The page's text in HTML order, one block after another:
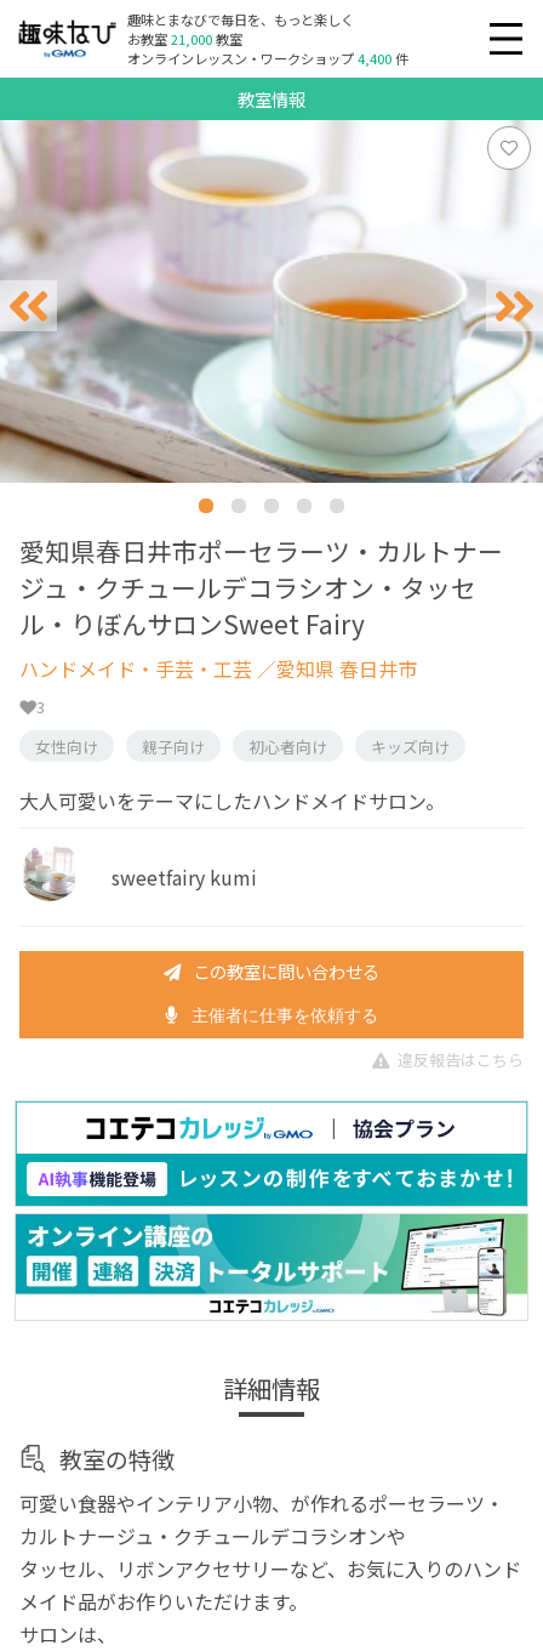
趣味とまなびで毎日を、もっと楽しく
お教室21,000教室
オンラインレッスン・ワークショップ4,400件
教室情報
愛知県春日井市ポーセラーツ・カルトナー
ジュ・クチュールデコラシオン・タッセ
ル・りぼんサロンSweet Fairy
ハンドメイド・手芸・工芸 ／愛知県 春日井市
3
女性向け
親子向け 初心者向け キッズ向け
大人可愛いをテーマにしたハンドメイドサロン。
sweetfairy kumi
この教室に問い合わせる
主催者に仕事を依頼する
違反報告はこちら
詳細情報
教室の特徴
可愛い食器やインテリア小物、が作れるポーセラーツ・
カルトナージュ・クチュールデコラシオンや
タッセル、リボンアクセサリーなど、お気に入りのハンド
メイド品がお作りいただけます。
サロンは、